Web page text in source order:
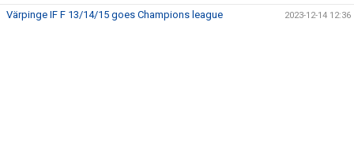
Värpinge IF F 13/14/15 goes Champions league 2023-12-14 12:36